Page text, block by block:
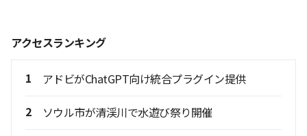
アクセスランキング
1 アドビがChatGPT向け統合プラグイン提供
2 ソウル市が清渓川で水遊び祭り開催